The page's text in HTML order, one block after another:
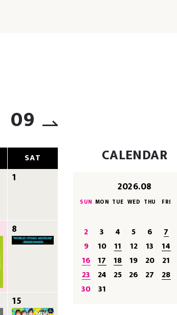
09
SAT
1
8
15
CALENDAR
2026.08
SUN MON TUE WED THU FRI
2
3 4 5 6 7
9
10 11 12 13 14
16 17 18 19 20 21
23
24 25 26 27 28
30 31